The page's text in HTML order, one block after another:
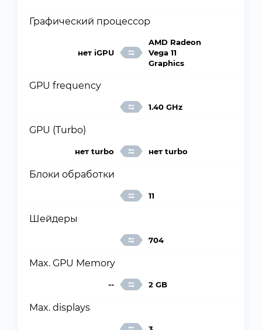
Графический процессор
нет iGPU
AMD Radeon
Vega 11
Graphics
GPU frequency
1.40 GHz
GPU (Turbo)
нет turbo нет turbo
Блоки обработки
11
Шейдеры
704
Max. GPU Memory
-- 2 GB
Max. displays